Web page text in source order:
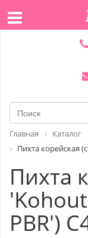
Главная Каталог
Пихта корейская
Пихта
PBR')